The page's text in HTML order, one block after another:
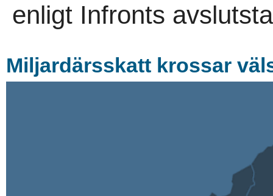
enligt Infronts
Miljardärsskatt krossar